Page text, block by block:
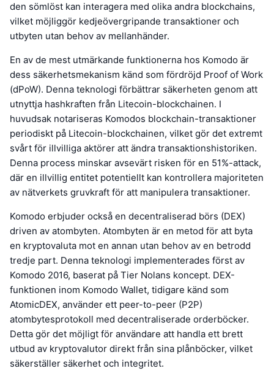
den sömlöst kan interagera med olika andra blockchains,
vilket möjliggör kedjeövergripande transaktioner och
utbyten utan behov av mellanhänder.
En av de mest utmärkande funktionerna hos Komodo är
dess säkerhetsmekanism känd som fördröjd Proof of Work
(dPoW). Denna teknologi förbättrar säkerheten genom att
utnyttja hashkraften från Litecoin-blockchainen. I
huvudsak notariseras Komodos blockchain-transaktioner
periodiskt på Litecoin-blockchainen, vilket gör det extremt
svårt för illvilliga aktörer att ändra transaktionshistoriken.
Denna process minskar avsevärt risken för en 51%-attack,
där en illvillig entitet potentiellt kan kontrollera majoriteten
av nätverkets gruvkraft för att manipulera transaktioner.
Komodo erbjuder också en decentraliserad börs (DEX)
driven av atombyten. Atombyten är en metod för att byta
en kryptovaluta mot en annan utan behov av en betrodd
tredje part. Denna teknologi implementerades först av
Komodo 2016, baserat på Tier Nolans koncept. DEX-
funktionen inom Komodo Wallet, tidigare känd som
AtomicDEX, använder ett peer-to-peer (P2P)
atombytesprotokoll med decentraliserade orderböcker.
Detta gör det möjligt för användare att handla ett brett
utbud av kryptovalutor direkt från sina plånböcker, vilket
säkerställer säkerhet och integritet.